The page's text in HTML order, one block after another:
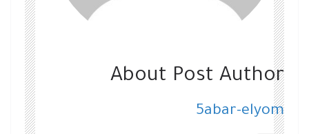
About Post Author
5abar-elyom